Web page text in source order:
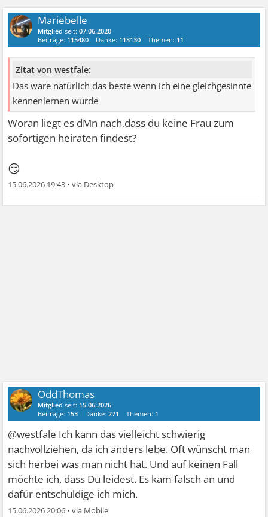
Mariebelle
Mitglied seit:07.06.2020
Beiträge: 115480 Danke: 113130 Themen: 11
Zitat von westfale:
Das wäre natürlich das beste wenn ich eine gleichgesinnte
kennenlernen würde
Woran liegt es dMn nach,dass du keine Frau zum
sofortigen heiraten findest?
😏
15.06.2026 19:43 •
OddThomas
Mitglied seit: 15.06.2026
Beiträge: 153 Danke:271 Themen: 1
@westfale Ich kann das vielleicht schwierig
nachvollziehen, da ich anders lebe. Oft wünscht man
sich herbei was man nicht hat. Und auf keinen Fall
möchte ich, dass Du leidest. Es kam falsch an und
dafür entschuldige ich mich.
15.06.2026 20:06 •